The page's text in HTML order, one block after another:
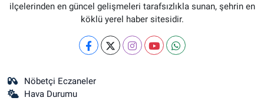
ilçelerinden en güncel gelişmeleri tarafsızlıkla sunan, şehrin en
köklü yerel haber sitesidir.
Nöbetçi Eczaneler
Hava Durumu